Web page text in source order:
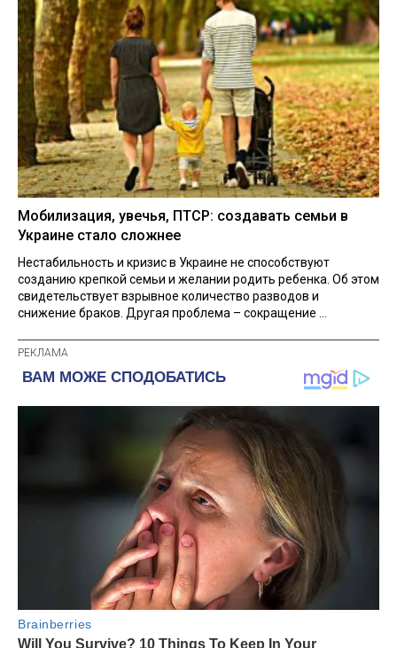
Мобилизация, увечья, ПТСР: создавать семьи в
Украине стало сложнее
Нестабильность и кризис в Украине не способствуют
созданию крепкой семьи и желании родить ребенка. Об этом
свидетельствует взрывное количество разводов и
снижение браков. Другая проблема – сокращение ...